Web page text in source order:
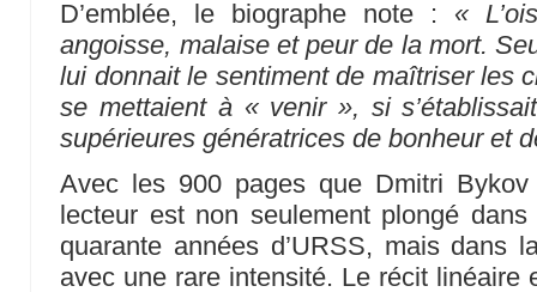
D’emblée, le biographe note : «
angoisse, malaise et peur de la mort.
lui donnait le sentiment de maîtriser les
se mettaient à « venir », si
supérieures génératrices de bonheur et
Avec les 900 pages que Dmitri
lecteur est non seulement plongé
quarante années d’URSS, mais dans
avec une rare intensité. Le récit linéaire